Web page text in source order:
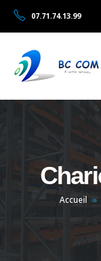
07.71.74.13.99
Accueil »